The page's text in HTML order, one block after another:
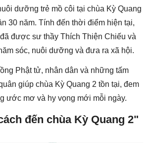
dưỡng trẻ mồ côi tại chùa Kỳ Quang
30 năm. Tính đến thời điểm hiện tại,
được sư thầy Thích Thiện Chiếu và
sóc, nuôi dưỡng và đưa ra xã hội.
Phật tử, nhân dân và những tấm
giúp chùa Kỳ Quang 2 tồn tại, đem
ước mơ và hy vọng mới mỗi ngày.
đến chùa Kỳ Quang 2"